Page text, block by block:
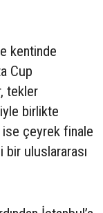
kentinde
Cup
tekler
birlikte
çeyrek finale
bir uluslararası